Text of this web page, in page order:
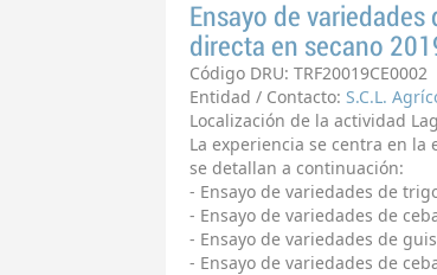
Ensayo de
directa en secano
Código DRU: TRF20019CE0002
Entidad / Contacto: S.C.L.
Localización de la actividad
La experiencia se centra en
se detallan a continuación:
- Ensayo de variedades de
- Ensayo de variedades de
- Ensayo de variedades de
- Ensayo de variedades de